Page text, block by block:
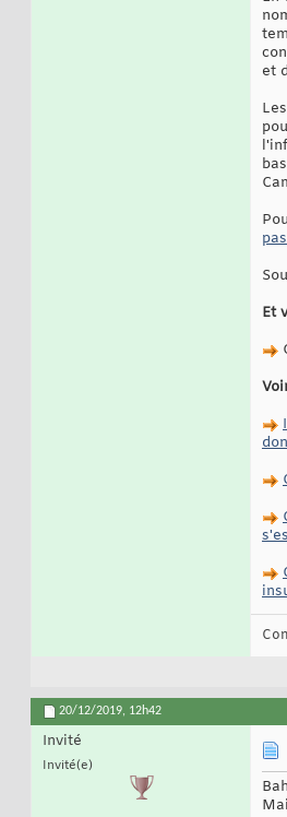
et
Et
20/12/2019, 12h42
Invité
Invité(e)